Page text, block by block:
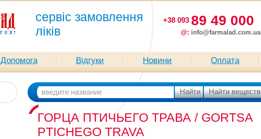
сервіс замовлення
ліків
+38 093 89 49 000
@: info@farmalad.com.ua
Допомога Відгуки Новини Оплата
ГОРЦА ПТИЧЬЕГО ТРАВА / GORTSA
PTICHEGO TRAVA